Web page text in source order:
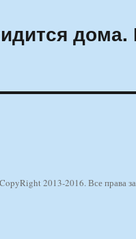
2013-2016. Все права